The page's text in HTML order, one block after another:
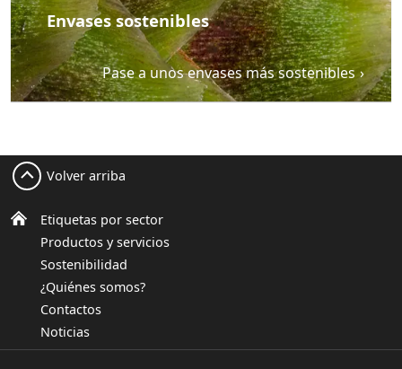
Envases sostenibles
Pase a unos envases más sostenibles
Etiquetas por sector
Productos y servicios
Sostenibilidad
¿Quiénes somos?
Contactos
Noticias
Volver arriba